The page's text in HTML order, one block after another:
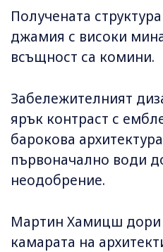
Получената
джамия с високи
всъщност са комини.
Забележителният
ярък контраст с
барокова
първоначално води
неодобрение.
Мартин Хамицш дори
камарата на